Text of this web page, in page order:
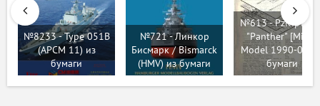
№8233 - Type 051B
(APCM 11) из
бумаги
№721 - Линкор
Бисмарк / Bismarck
(HMV) из бумаги
№613 - PzKfpw V-
"Panther" [Mikro
Model 1990-01]
бумаги